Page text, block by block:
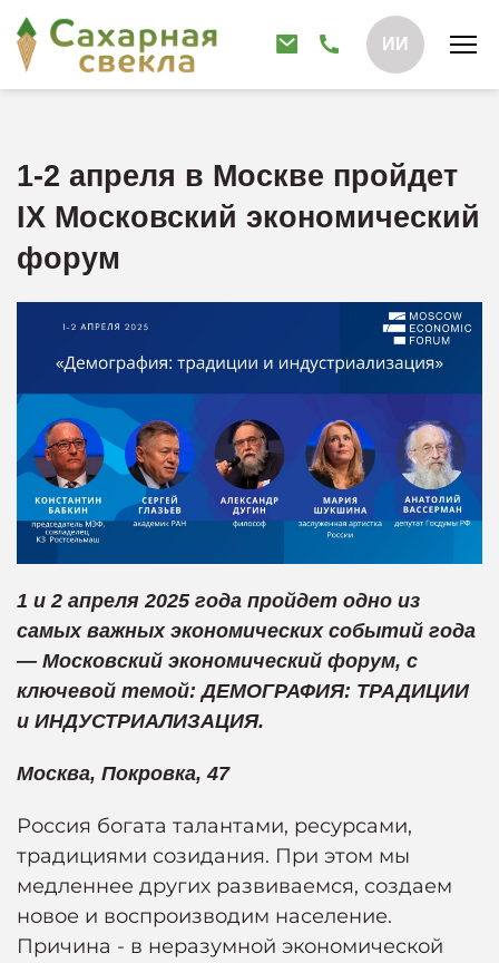
ИИ
1-2 апреля в Москве пройдет
IX Московский экономический
форум
1 и 2 апреля 2025 года пройдет одно из
самых важных экономических событий года
— Московский экономический форум, с
ключевой темой: ДЕМОГРАФИЯ: ТРАДИЦИИ
и ИНДУСТРИАЛИЗАЦИЯ.
Москва, Покровка, 47
Россия богата талантами, ресурсами,
традициями созидания. При этом мы
медленнее других развиваемся, создаем
новое и воспроизводим население.
Причина - в неразумной экономической